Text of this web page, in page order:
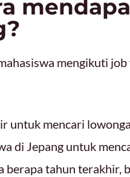
untuk mencari
di Jepang untuk
tahun terakhir,